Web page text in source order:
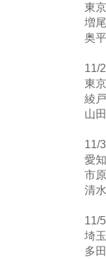
東
増
奥
11/
東
綾
山
11/
愛知
市
清
11/
埼
多